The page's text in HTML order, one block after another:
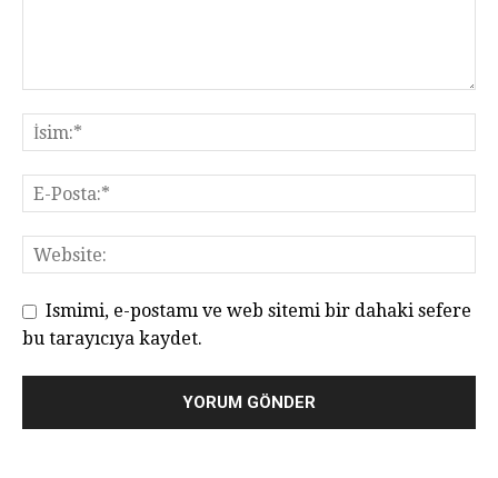
Ismimi, e-postamı ve web sitemi bir dahaki sefere
bu tarayıcıya kaydet.